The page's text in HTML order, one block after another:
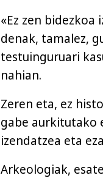
«Ez zen
denak, tamalez,
testuinguruari
nahian.
Zeren eta, ez
gabe aurkitutako
izendatzea eta
Arkeologiak,